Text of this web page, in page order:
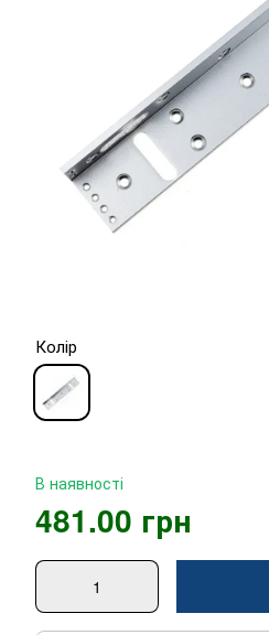
Колір
В наявності
481.00 грн